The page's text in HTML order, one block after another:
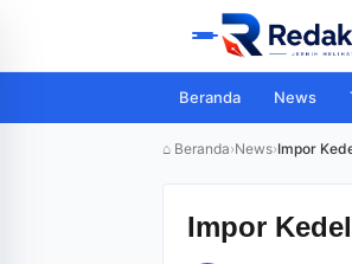
Beranda News
⌂ Beranda›News›Impor
Impor